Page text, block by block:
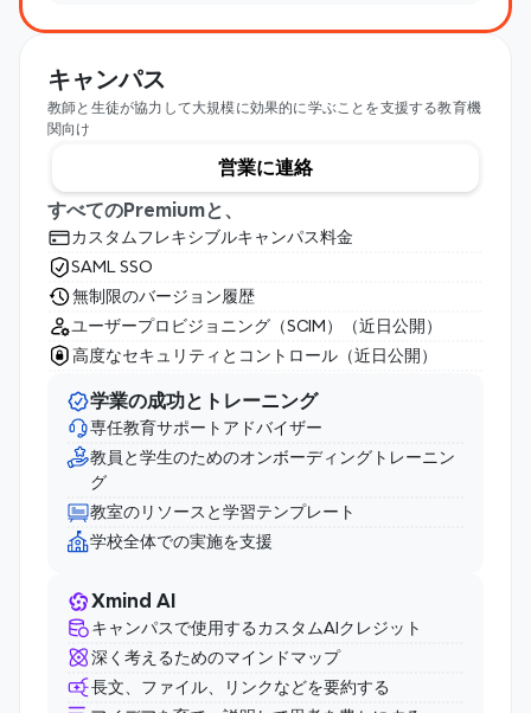
キャンパス
教師と生徒が協力して大規模に効果的に学ぶことを支援する教育機
関向け
営業に連絡
すべてのPremiumと、
カスタムフレキシブルキャンパス料金
SAML SSO
無制限のバージョン履歴
ユーザープロビジョニング（SCIM）（近日公開）
高度なセキュリティとコントロール（近日公開）
学業の成功とトレーニング
専任教育サポートアドバイザー
教員と学生のためのオンボーディングトレーニン
グ
教室のリソースと学習テンプレート
学校全体での実施を支援
Xmind AI
キャンパスで使用するカスタムAIクレジット
深く考えるためのマインドマップ
長文、ファイル、リンクなどを要約する